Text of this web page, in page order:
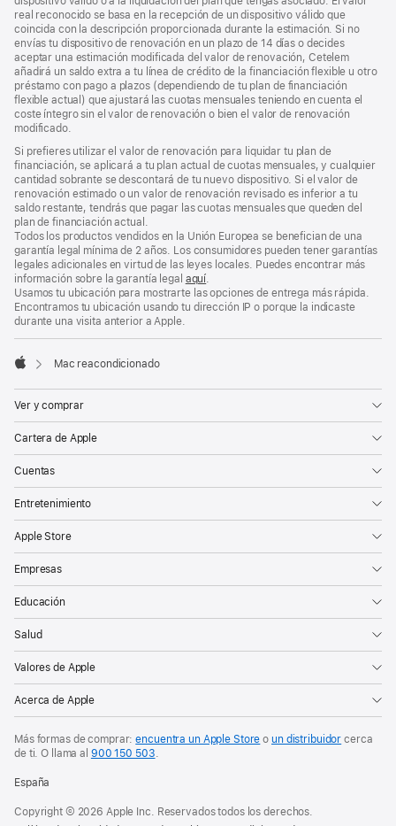
real reconocido se basa en la recepción de un dispositivo válido que
coincida con la descripción proporcionada durante la estimación. Si no
envías tu dispositivo de renovación en un plazo de 14 días o decides
aceptar una estimación modificada del valor de renovación, Cetelem
añadirá un saldo extra a tu línea de crédito de la financiación flexible u otro
préstamo con pago a plazos (dependiendo de tu plan de financiación
flexible actual) que ajustará las cuotas mensuales teniendo en cuenta el
coste íntegro sin el valor de renovación o bien el valor de renovación
modificado.
Si prefieres utilizar el valor de renovación para liquidar tu plan de
financiación, se aplicará a tu plan actual de cuotas mensuales, y cualquier
cantidad sobrante se descontará de tu nuevo dispositivo. Si el valor de
renovación estimado o un valor de renovación revisado es inferior a tu
saldo restante, tendrás que pagar las cuotas mensuales que queden del
plan de financiación actual.
Todos los productos vendidos en la Unión Europea se benefician de una
garantía legal mínima de 2 años. Los consumidores pueden tener garantías
legales adicionales en virtud de las leyes locales. Puedes encontrar más
información sobre la garantía legal aquí.
Usamos tu ubicación para mostrarte las opciones de entrega más rápida.
Encontramos tu ubicación usando tu dirección IP o porque la indicaste
durante una visita anterior a Apple.
Mac reacondicionado
Ver y comprar
Cartera de Apple
Cuentas
Entretenimiento
Apple Store
Empresas
Educación
Salud
Valores de Apple
Acerca de Apple
Más formas de comprar:encuentra un Apple Store oun distribuidor cerca
de ti. O
llama al 900 150 503.
España
Copyright © 2026 Apple Inc. Reservados todos los derechos.